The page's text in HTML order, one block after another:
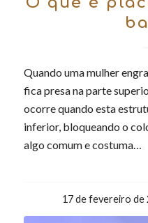
Quando uma mulher
fica presa na parte
ocorre quando esta
inferior, bloqueando o
algo comum e costuma…
17 de fevereiro de
/